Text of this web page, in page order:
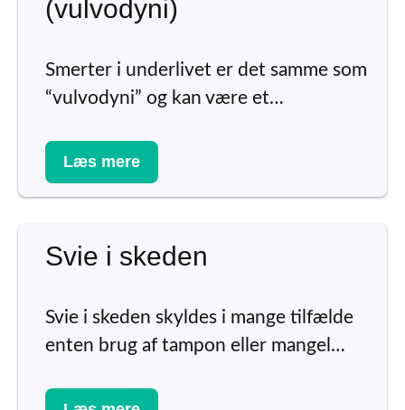
(vulvodyni)
Smerter i underlivet er det samme som
“vulvodyni” og kan være et…
Læs mere
Svie i skeden
Svie i skeden skyldes i mange tilfælde
enten brug af tampon eller mangel…